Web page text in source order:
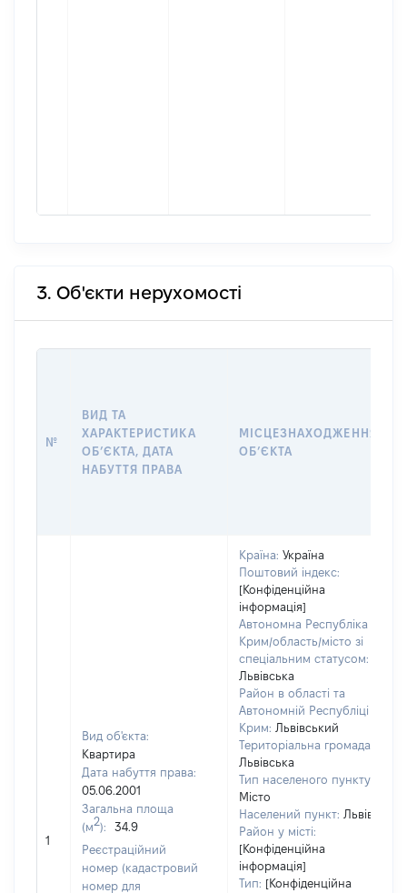
3. Об'єкти нерухомості
№
ВИД ТА
ХАРАКТЕРИСТИКА
ОБʼЄКТА, ДАТА
НАБУТТЯ ПРАВА
МІСЦЕЗНАХОДЖЕННЯ
ОБʼЄКТА
1
Вид об'єкта:
Квартира
Дата набуття права:
05.06.2001
Загальна площа
(м2):
34.9
Реєстраційний
номер (кадастровий
номер для
Країна: Україна
Поштовий індекс:
[Конфіденційна
інформація]
Автономна Республіка
Крим/область/місто зі
спеціальним статусом:
Львівська
Район в області та
Автономній Республіці
Крим: Львівський
Територіальна громада:
Львівська
Тип населеного пункту:
Місто
Населений пункт: Львів
Район у місті:
[Конфіденційна
інформація]
Тип: [Конфіденційна